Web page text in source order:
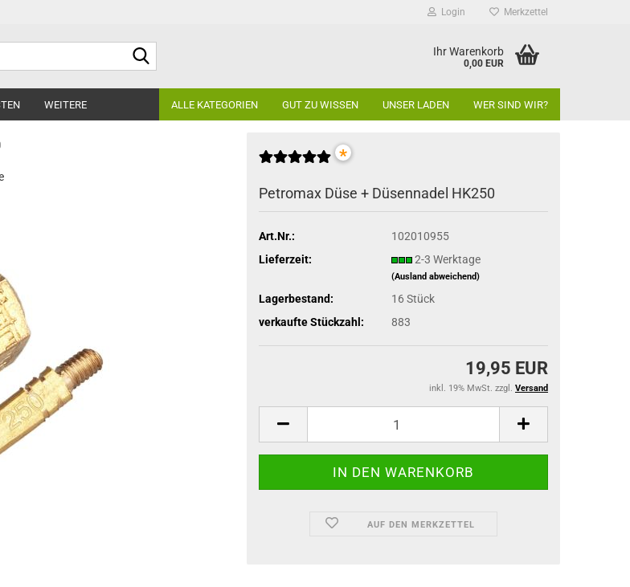
Login Merkzettel
Ihr Warenkorb
0,00 EUR
ALLE KATEGORIEN GUT ZU WISSEN UNSER LADEN WER SIND WIR?
WEITERE
*
Petromax Düse + Düsennadel HK250
Art.Nr.:
102010955
Lieferzeit:
2-3 Werktage
(Ausland abweichend)
Lagerbestand: 16 Stück
verkaufte Stückzahl:
883
19,95 EUR
inkl. 19% MwSt. zzgl. Versand
AUF DEN MERKZETTEL